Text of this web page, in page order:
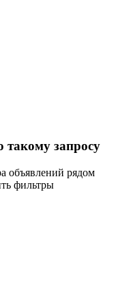
такому запросу
объявлений рядом
фильтры